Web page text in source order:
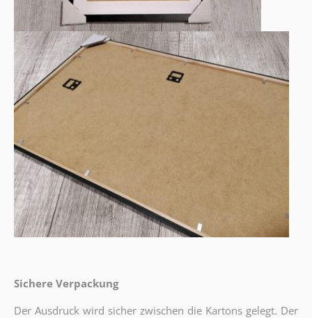
Sichere Verpackung
Der Ausdruck wird sicher zwischen die Kartons gelegt. Der